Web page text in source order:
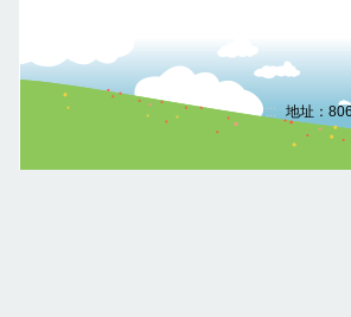
:::
地址：